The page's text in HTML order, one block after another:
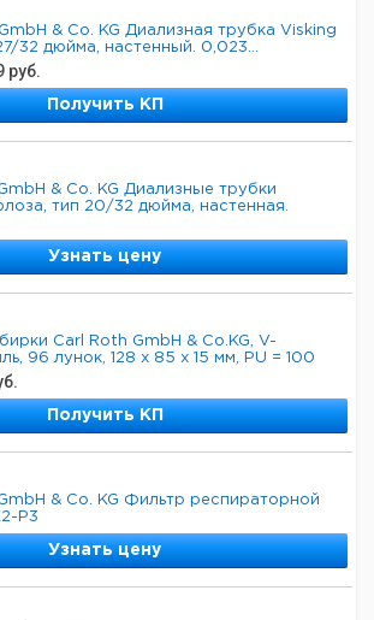
& Co. KG Диализная трубка Visking
32 дюйма, настенный. 0,023...
руб.
Получить КП
& Co. KG Диализные трубки
тип 20/32 дюйма, настенная.
Узнать цену
Carl Roth GmbH & Co.KG, V-
96 лунок, 128 х 85 х 15 мм, PU = 100
Получить КП
& Co. KG Фильтр респираторной
P3
Узнать цену